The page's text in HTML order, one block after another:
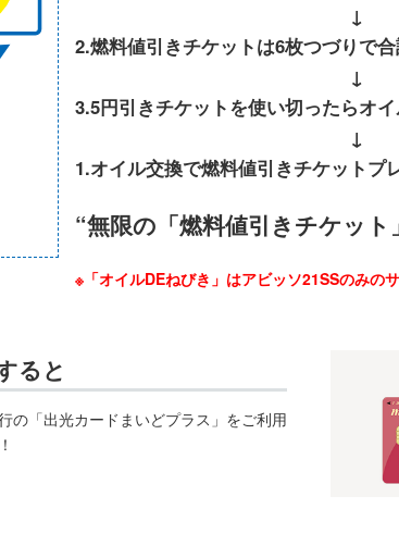
↓
2.燃料値引きチケットは6枚つづりで
↓
3.5円引きチケットを使い切ったらオ
↓
1.オイル交換で燃料値引きチケットプ
“無限の「燃料値引きチケッ
※「オイルDEねびき」はアビッソ21SSのみの
ると
の「出光カードまいどプラス」をご利用